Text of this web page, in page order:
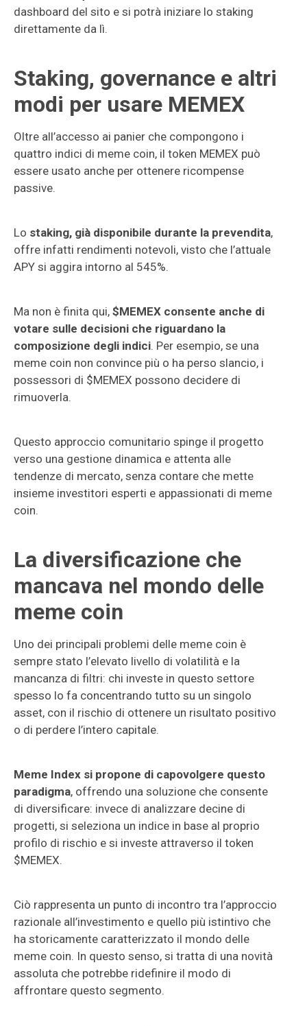
dashboard del sito e si potrà iniziare lo staking
direttamente da lì.
Staking, governance e altri
modi per usare MEMEX
Oltre all’accesso ai panier che compongono i
quattro indici di meme coin, il token MEMEX può
essere usato anche per ottenere ricompense
passive.
Lo staking, già disponibile durante la prevendita,
offre infatti rendimenti notevoli, visto che l’attuale
APY si aggira intorno al 545%.
Ma non è finita qui, $MEMEX consente anche di
votare sulle decisioni che riguardano la
composizione degli indici. Per esempio, se una
meme coin non convince più o ha perso slancio, i
possessori di $MEMEX possono decidere di
rimuoverla.
Questo approccio comunitario spinge il progetto
verso una gestione dinamica e attenta alle
tendenze di mercato, senza contare che mette
insieme investitori esperti e appassionati di meme
coin.
La diversificazione che
mancava nel mondo delle
meme coin
Uno dei principali problemi delle meme coin è
sempre stato l’elevato livello di volatilità e la
mancanza di filtri: chi investe in questo settore
spesso lo fa concentrando tutto su un singolo
asset, con il rischio di ottenere un risultato positivo
o di perdere l’intero capitale.
Meme Index si propone di capovolgere questo
paradigma, offrendo una soluzione che consente
di diversificare: invece di analizzare decine di
progetti, si seleziona un indice in base al proprio
profilo di rischio e si investe attraverso il token
$MEMEX.
Ciò rappresenta un punto di incontro tra l’approccio
razionale all’investimento e quello più istintivo che
ha storicamente caratterizzato il mondo delle
meme coin. In questo senso, si tratta di una novità
assoluta che potrebbe ridefinire il modo di
affrontare questo segmento.